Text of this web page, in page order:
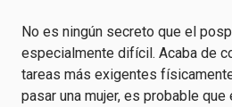
No es ningún secreto que el
especialmente difícil. Acaba de
tareas más exigentes
pasar una mujer, es probable